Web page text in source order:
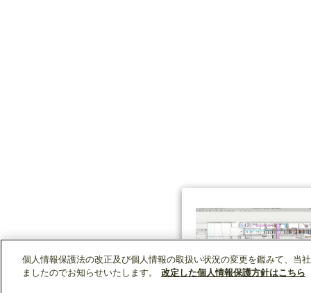
個人情報保護法の改正及び個人情報の取扱い状況の変更を鑑みて、当
ましたのでお知らせいたします。
改定した個人情報保護方針はこちら